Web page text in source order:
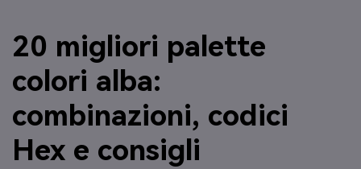
20 migliori palette
colori alba:
combinazioni, codici
Hex e consigli